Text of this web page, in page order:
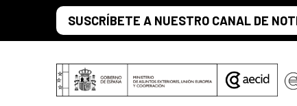
Saltar al contenido principal
SUSCRÍBETE A NUESTRO CANAL DE